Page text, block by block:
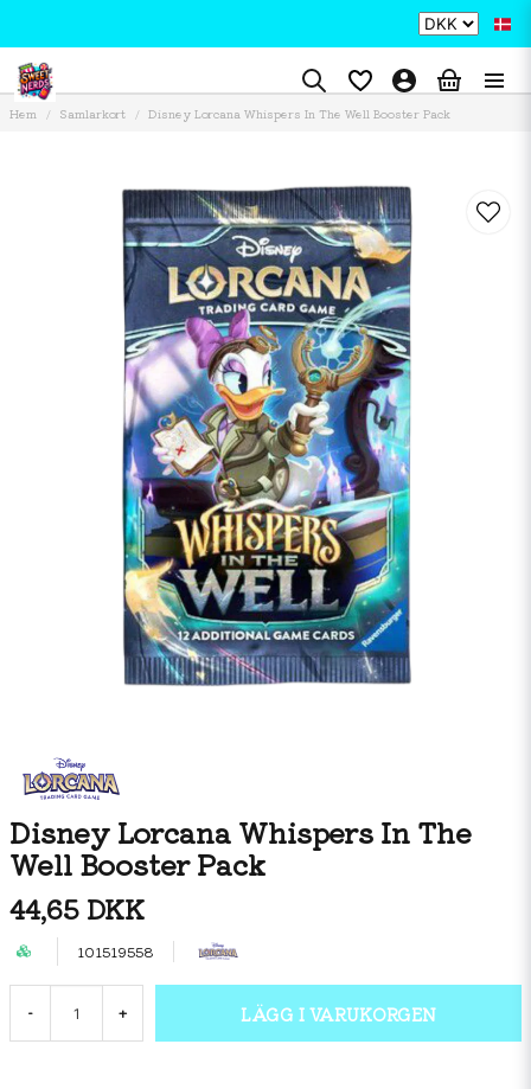
Hem Samlarkort Disney Lorcana Whispers In The Well Booster Pack
Disney Lorcana Whispers In The
Well Booster Pack
44,65 DKK
101519558
- + LÄGG I VARUKORGEN